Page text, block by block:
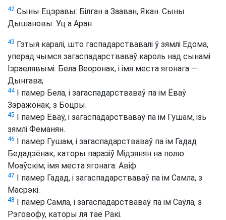
42 Сыны Ецэравы: Білган а Зааван, Якан. Сыны
Дышановы: Уц а Аран.
43 Гэтыя каралі, што гаспадарствавалі ў зямлі Едома,
уперад чымся загаспадарстваваў кароль над сынамі
Ізраелявымі: Бела Веоронак, і імя места ягонага —
Дынгава;
44І памер Бела, і загаспадарстваваў па ім Ёваў
Зэражонак, з Боцры.
45
І памер Ёваў, і загаспадарстваваў па ім Гушам, ізь
зямлі Феманян.
46
І памер Гушам, і загаспадарстваваў па ім Гадад
Бедадзёнак, каторы паразіў Мідзянян на полю
Моаўскім; імя места ягонага: Авіф.
47
І памер Гадад, і загаспадарстваваў па ім Самла, з
Масрэкі.
48
І памер Самла, і загаспадарстваваў па ім Саўла, з
Рэговофу, каторы ля тае Ракі.